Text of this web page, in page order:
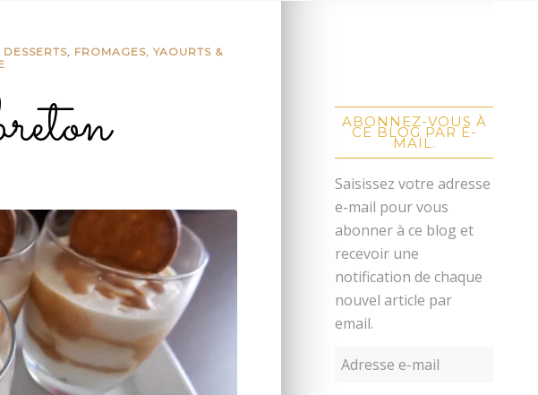
DESSERTS, FROMAGES, YAOURTS &
ABONNEZ-VOUS À
CE BLOG PAR E-
MAIL.
Saisissez votre adresse
e-mail pour vous
abonner à ce blog et
recevoir une
notification de chaque
nouvel article par
email.